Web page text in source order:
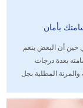
بأمان
حين أن البعض ينعم
بعدة درجات
المطلية بجل